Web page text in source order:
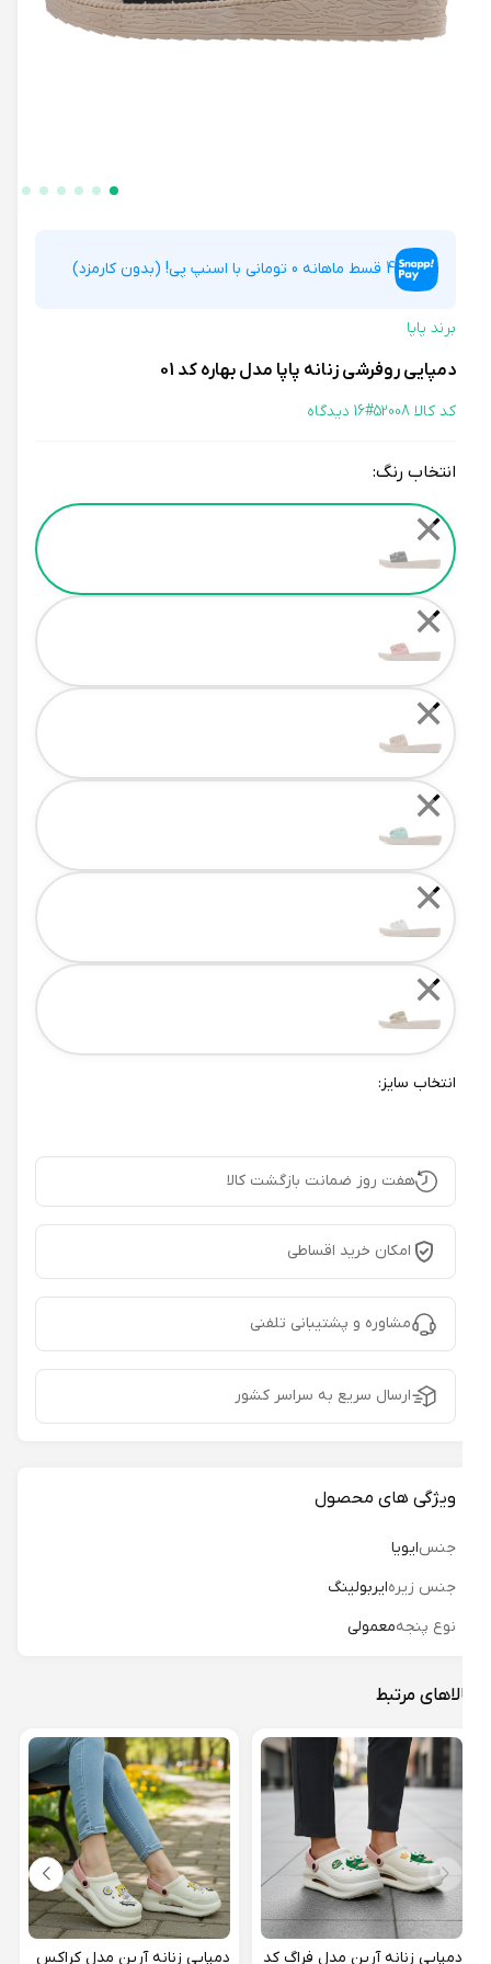
4 قسط ماهانه 0 تومانی با اسنپ پی! (بدون کارمزد)
برند پاپا
دمپایی روفرشی زنانه پاپا مدل بهاره کد 01
کد کالا 52008# 16 دیدگاه
انتخاب رنگ:
Color
✕
✕
✕
✕
✕
✕
انتخاب سایز:
هفت روز ضمانت بازگشت کالا
امکان خرید اقساطی
مشاوره و پشتیبانی تلفنی
ارسال سریع به سراسر کشور
ویژگی های محصول
جنسایویا
جنس زیره ایربولینگ
نوع پنجهمعمولی
مرتبط
دمپایی زنانه آرین مدل فراگ کد دمپایی زنانه آرین مدل کراکس